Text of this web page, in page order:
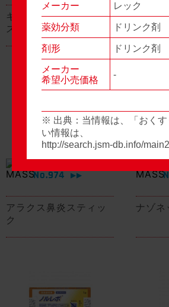
キャベジンコーワαプラ
ス顆粒
グロン
No.974
▶▶
アラクス鼻炎スティッ
ク
ナゾネ
メーカー レック
薬効分類 ドリンク剤
剤形 ドリンク剤
メーカー
希望小売価格
-
※ 出典：当情報は、「おく
い情報は、
http://search.jsm-db.info/